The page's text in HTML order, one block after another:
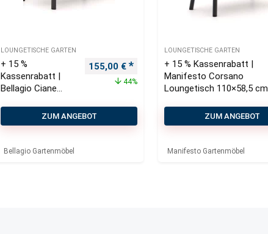
LOUNGETISCHE GARTEN
+ 15 %
Kassenrabatt |
Bellagio Ciane
120x65x34 cm
Ursprünglicher Preis war: 275,00 €
155,00 € Aktueller Preis ist: 155,00 €.
44%
ZUM ANGEBOT
Bellagio Gartenmöbel
LOUNGETISCHE GARTEN
+ 15 % Kassenrabatt |
Manifesto Corsano
Loungetisch 110×58,5 cm
ZUM ANGEBOT
Manifesto Gartenmöbel